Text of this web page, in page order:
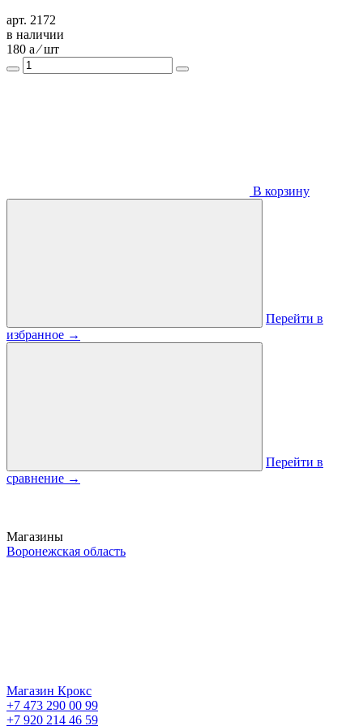
арт. 2172
в наличии
180 a ⁄ шт
В корзину
Перейти в
избранное →
Перейти в
сравнение →
Магазины
Воронежская область
Магазин Крокс
+7 473 290 00 99
+7 920 214 46 59